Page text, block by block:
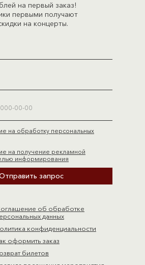
на первый заказ!
первыми получают
на концерты.
конфиденциальности
билетов
оформить заказ
об обработке
данных
на обработку персональных
на получение рекламной
информирования
запрос